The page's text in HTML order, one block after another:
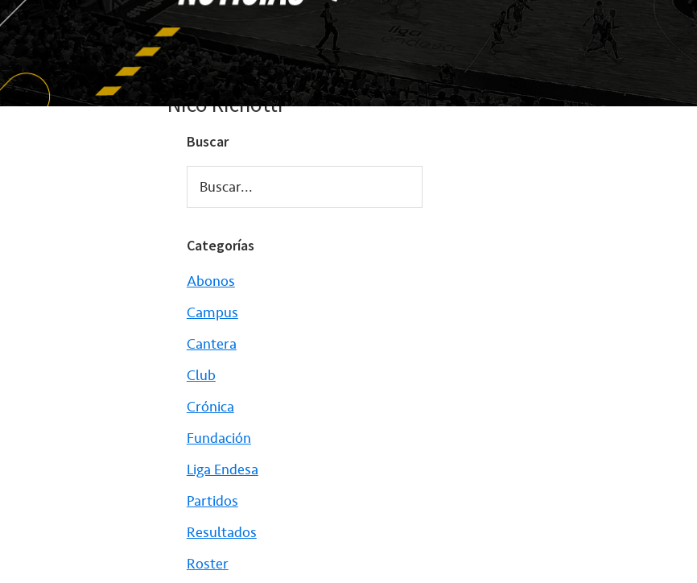
Nico Richotti
Buscar
Buscar...
Categorías
Abonos
Campus
Cantera
Club
Crónica
Fundación
Liga Endesa
Partidos
Resultados
Roster